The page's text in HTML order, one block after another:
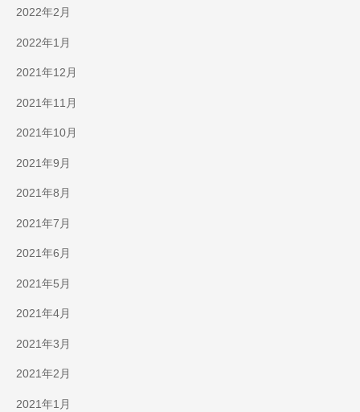
2022年2月
2022年1月
2021年12月
2021年11月
2021年10月
2021年9月
2021年8月
2021年7月
2021年6月
2021年5月
2021年4月
2021年3月
2021年2月
2021年1月